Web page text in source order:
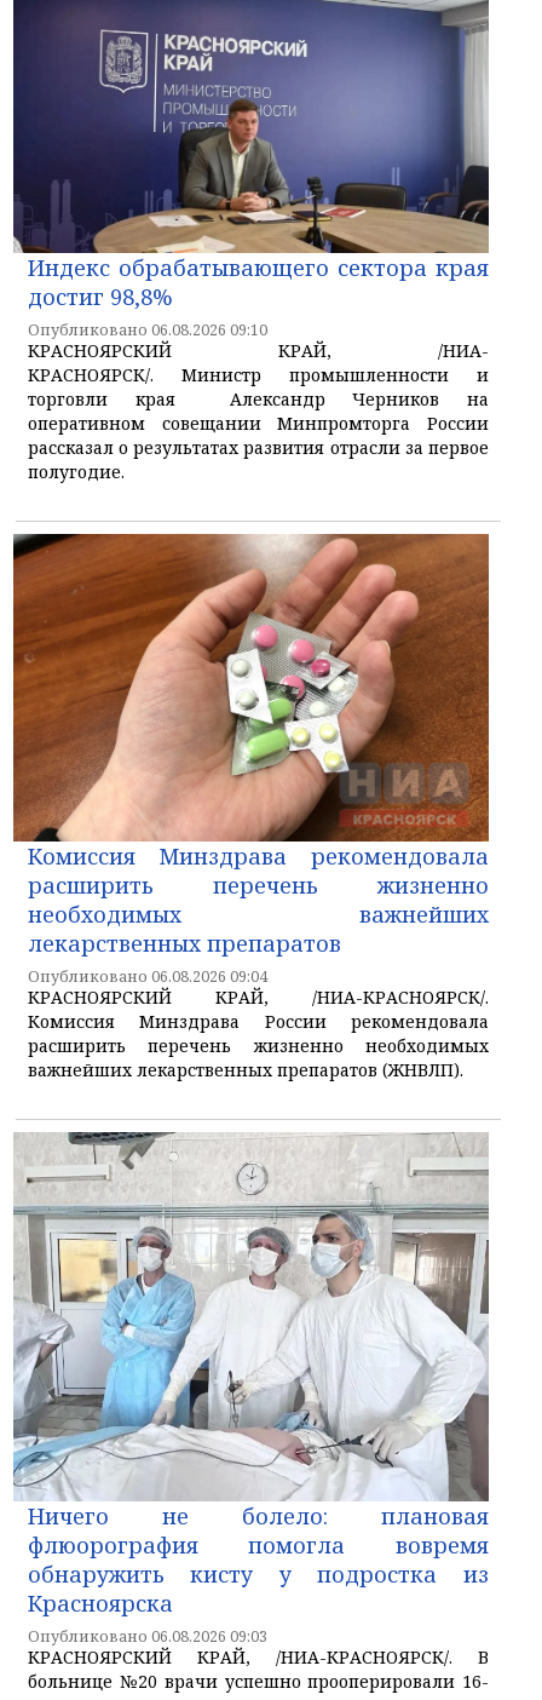
Индекс обрабатывающего сектора края
достиг 98,8%
Опубликовано 06.08.2026 09:10
КРАСНОЯРСКИЙ КРАЙ, /НИА-
КРАСНОЯРСК/. Министр промышленности и
торговли края Александр Черников на
оперативном совещании Минпромторга России
рассказал о результатах развития отрасли за первое
полугодие.
Комиссия Минздрава рекомендовала
расширить перечень жизненно
необходимых важнейших
лекарственных препаратов
Опубликовано 06.08.2026 09:04
КРАСНОЯРСКИЙ КРАЙ, /НИА-КРАСНОЯРСК/.
Комиссия Минздрава России рекомендовала
расширить перечень жизненно необходимых
важнейших лекарственных препаратов (ЖНВЛП).
Ничего не болело: плановая
флюорография помогла вовремя
обнаружить кисту у подростка из
Красноярска
Опубликовано 06.08.2026 09:03
КРАСНОЯРСКИЙ КРАЙ, /НИА-КРАСНОЯРСК/. В
больнице №20 врачи успешно прооперировали 16-